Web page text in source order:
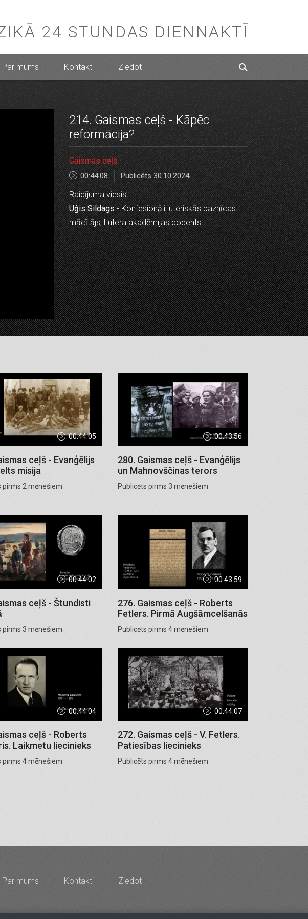
24 STUNDAS DIENNAKTĪ
Par mums Kontakti Ziedot
214. Gaismas ceļš - Kāpēc
reformācija?
Gaismas ceļš
00:44:08 Publicēts 30.10.2024
Raidījuma viesis:
Uģis Sildags- Konfesionāli luteriskās baznīcas
mācītājs, Lutera akadēmijas docents
00:44:05
ceļš - Evanģēlijs
misija
pirms 2 mēnešiem
00:43:56
280. Gaismas ceļš - Evanģēlijs
un Mahnovščinas terors
Publicēts pirms 3 mēnešiem
00:44:02
ceļš - Štundisti
pirms 3 mēnešiem
00:43:59
276. Gaismas ceļš - Roberts
Fetlers. Pirmā Augšāmcelšanās
Publicēts pirms 4 mēnešiem
00:44:04
ceļš - Roberts
Laikmetu liecinieks
pirms 4 mēnešiem
00:44:07
272. Gaismas ceļš - V. Fetlers.
Patiesības liecinieks
Publicēts pirms 4 mēnešiem
Par mums Kontakti Ziedot